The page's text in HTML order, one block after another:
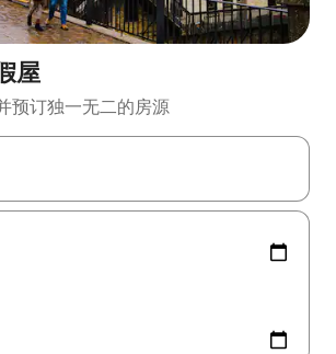
屋
预订独一无二的房源
使用上下方向键查看，或通过点击或滑动手势